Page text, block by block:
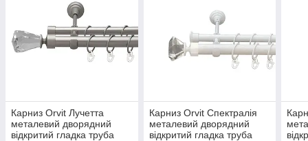
Карниз Orvit Лучетта
металевий дворядний
відкритий гладка труба
Карниз Orvit Спектралія
металевий дворядний
відкритий гладка труба